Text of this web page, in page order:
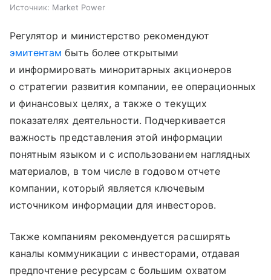
Источник: Market Power
Регулятор и министерство рекомендуют
эмитентам быть более открытыми
и информировать миноритарных акционеров
о стратегии развития компании, ее операционных
и финансовых целях, а также о текущих
показателях деятельности. Подчеркивается
важность представления этой информации
понятным языком и с использованием наглядных
материалов, в том числе в годовом отчете
компании, который является ключевым
источником информации для инвесторов.
Также компаниям рекомендуется расширять
каналы коммуникации с инвесторами, отдавая
предпочтение ресурсам с большим охватом